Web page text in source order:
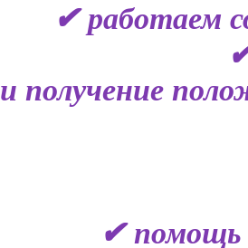
✔ работаем
и получение
✔ помощь